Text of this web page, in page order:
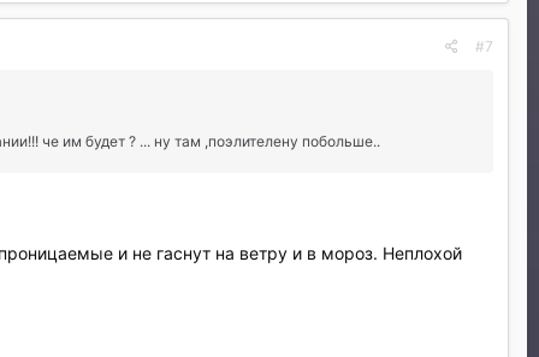
#7
че им будет ? ... ну там ,поэлителену побольше..
и не гаснут на ветру и в мороз. Неплохой